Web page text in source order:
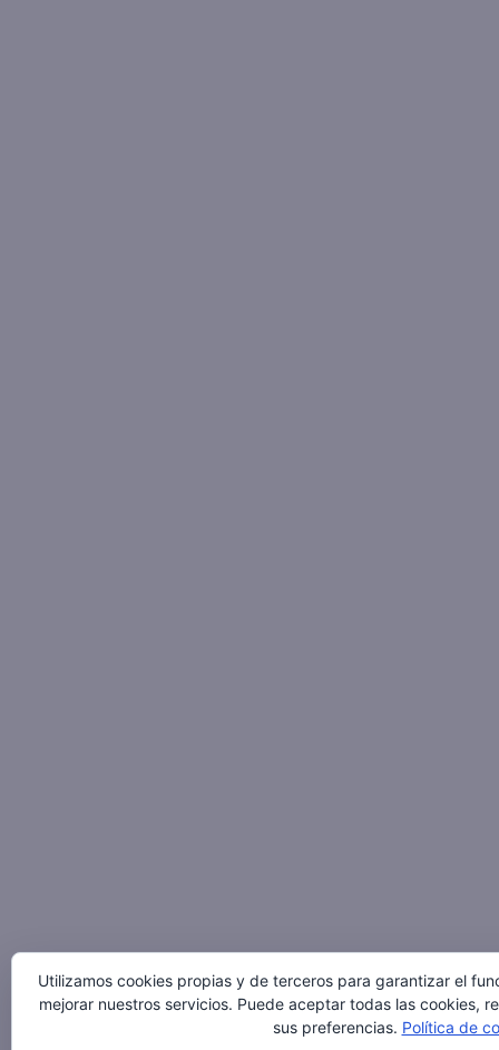
Utilizamos cookies propias y de terceros para garantizar el
mejorar nuestros servicios. Puede aceptar todas las cookies,
sus preferencias. Política de